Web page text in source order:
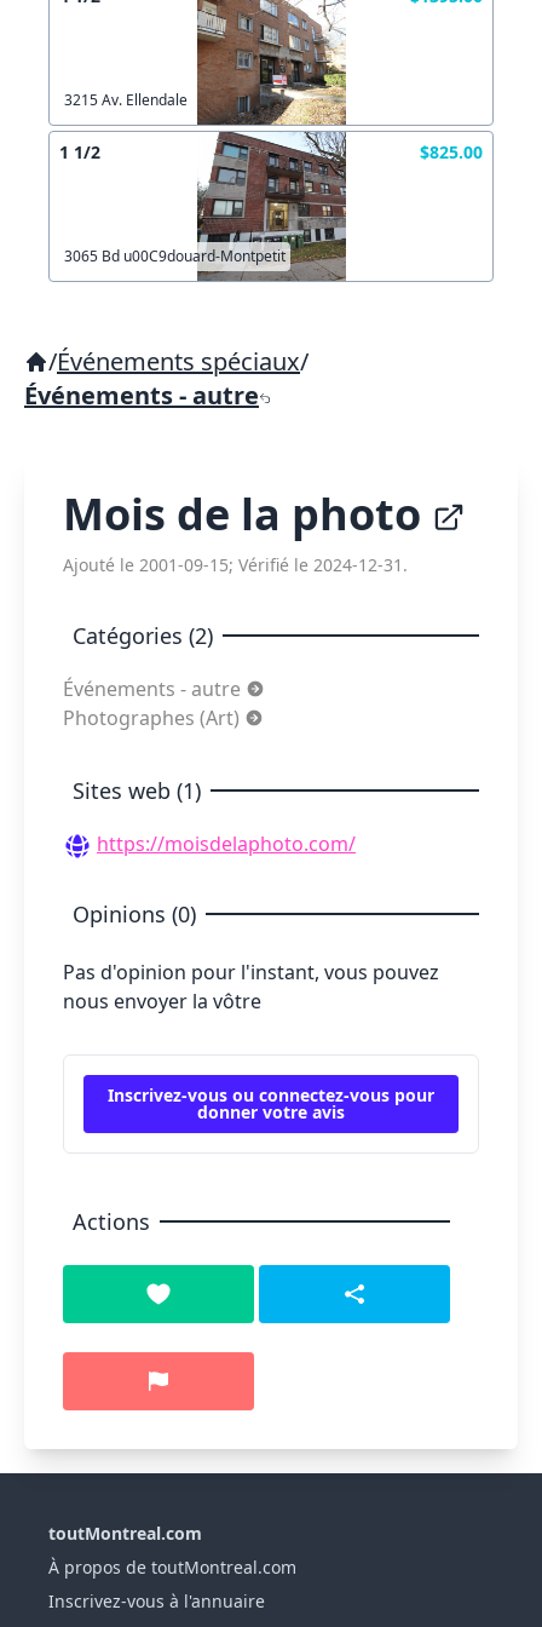
3215 Av. Ellendale
1 1/2 $825.00
3065 Bd u00C9douard-Montpetit
/Événements spéciaux/
Événements - autre
Mois de la photo
Ajouté le 2001-09-15; Vérifié le 2024-12-31.
Catégories (2)
Événements - autre
Photographes (Art)
Sites web (1)
https://moisdelaphoto.com/
Opinions (0)
Pas d'opinion pour l'instant, vous pouvez
nous envoyer la vôtre
Inscrivez-vous ou connectez-vous pour
donner votre avis
Actions
toutMontreal.com
À propos de toutMontreal.com
Inscrivez-vous à l'annuaire